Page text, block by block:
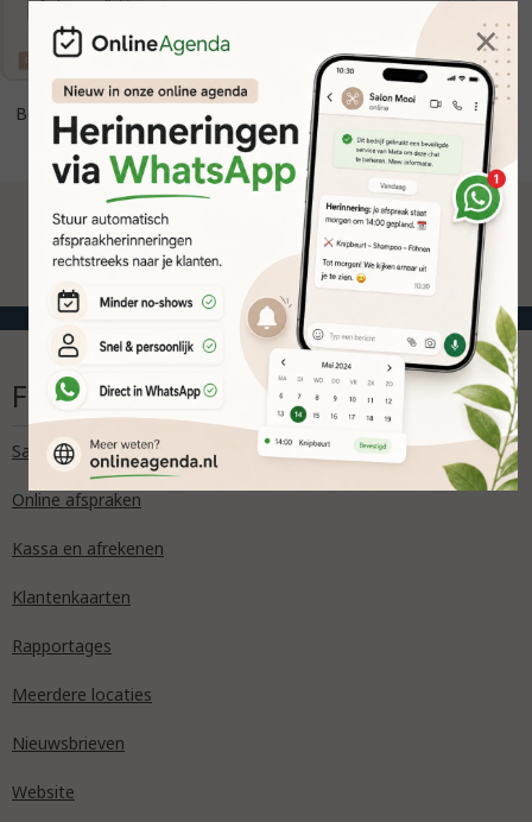
Bekijk alle FAQ
Meer informatie aanvragen
Functies
Salon agenda
Online afspraken
Kassa en afrekenen
Klantenkaarten
Rapportages
Meerdere locaties
Nieuwsbrieven
Website
×